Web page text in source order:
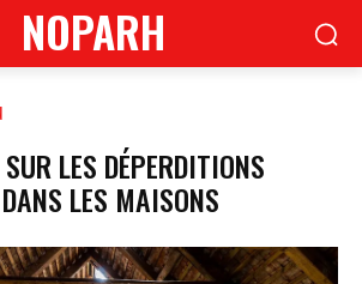
NOPARH
LES DÉPERDITIONS
LES MAISONS